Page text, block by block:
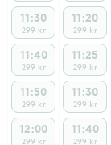
11:30
299 kr
11:40
299 kr
11:50
299 kr
12:00
299 kr
11:20
299 kr
11:25
299 kr
11:30
299 kr
11:40
299 kr